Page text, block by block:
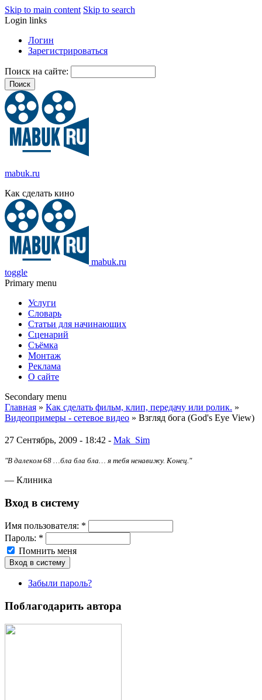
Skip to main content Skip to search
Login links
Логин
Зарегистрироваться
Поиск на сайте:
mabuk.ru
Как сделать кино
mabuk.ru
toggle
Primary menu
Услуги
Словарь
Статьи для начинающих
Сценарий
Съёмка
Монтаж
Реклама
О сайте
Secondary menu
Главная » Как сделать фильм, клип, передачу или ролик. »
Видеопримеры - сетевое видео » Взгляд бога (God's Eye View)
27 Сентябрь, 2009 - 18:42 - Mak_Sim
"В далеком 68 …бла бла бла… я тебя ненавижу. Конец."
— Клиника
Вход в систему
Имя пoльзовaтeля: *
Пароль: *
Помнить меня
Забыли пароль?
Поблагодарить автора